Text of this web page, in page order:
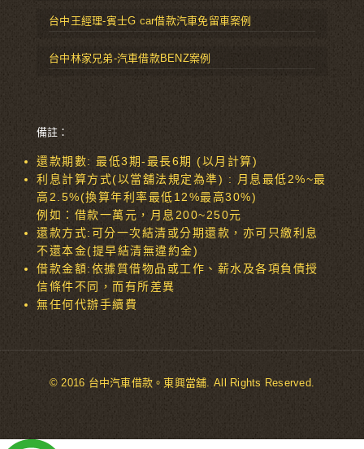
台中王經理-賓士G car借款汽車免留車案例
台中林家兄弟-汽車借款BENZ案例
備註：
還款期數: 最低3期-最長6期 (以月計算)
利息計算方式(以當舖法規定為準) : 月息最低2%~最
高2.5%(換算年利率最低12%最高30%)
例如：借款一萬元，月息200~250元
還款方式:可分一次結清或分期還款，亦可只繳利息
不還本金(提早結清無違約金)
借款金額:依據質借物品或工作、薪水及各項負債授
信條件不同，而有所差異
無任何代辦手續費
© 2016 台中汽車借款。東興當舖. All Rights Reserved.